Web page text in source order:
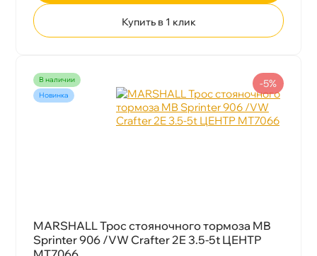
Купить в 1 клик
наличии
Новинка
MARSHALL Трос стояночного тормоза MB
Sprinter 906 /VW Crafter 2E 3.5-5t ЦЕНТР
-5%